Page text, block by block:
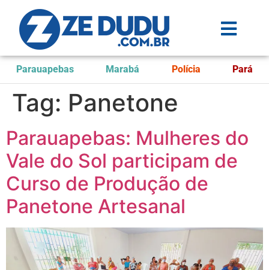
Parauapebas Marabá Polícia Pará
Tag: Panetone
Parauapebas: Mulheres do
Vale do Sol participam de
Curso de Produção de
Panetone Artesanal